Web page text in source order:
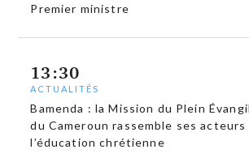
Premier ministre
13:30
ACTUALITÉS
Bamenda : la Mission du Plein
du Cameroun rassemble ses acteurs
l’éducation chrétienne